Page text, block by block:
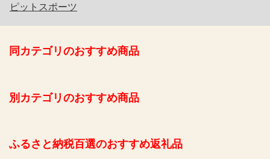
ピットスポーツ
同カテゴリのおすすめ商品
別カテゴリのおすすめ商品
ふるさと納税百選のおすすめ返礼品